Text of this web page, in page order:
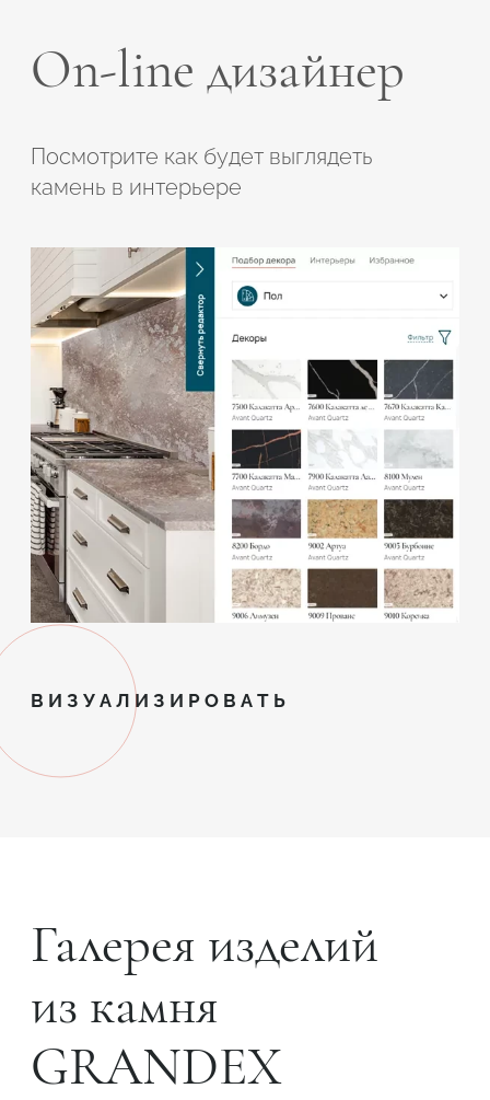
On-line дизайнер
Посмотрите как будет выглядеть
камень в интерьере
ВИЗУАЛИЗИРОВАТЬ
Галерея изделий
из камня
GRANDEX